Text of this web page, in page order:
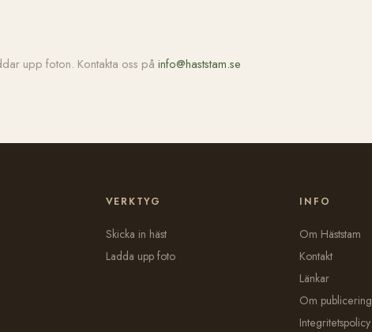
upp foton. Kontakta oss på info@haststam.se
VERKTYG
Skicka in häst
Ladda upp foto
INFO
Om Häststam
Kontakt
Länkar
Om publicering
Integritetspolicy